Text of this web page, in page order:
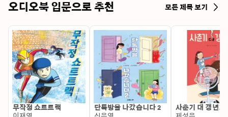
오디오북 입문으로 추천 모든 제목 보기
무작정 쇼트트랙
단톡방을 나갔습니다 2
사춘기 대 갱년기